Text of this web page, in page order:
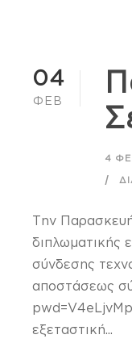
04
ΦΕΒ
4
Την
διπλωματικής
σύνδεσης
αποστάσεως
εξεταστική...